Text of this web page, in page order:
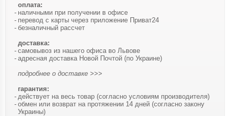
оплата:
наличными при получении в офисе
перевод с карты через приложение Приват24
безналичный рассчет
доставка:
самовывоз из нашего офиса во Львове
адресная доставка Новой Почтой (по Украине)
подробнее о доставке >>>
гарантия:
действует на весь товар (согласно условиям производителя)
обмен или возврат на протяжении 14 дней (согласно закону
Украины)